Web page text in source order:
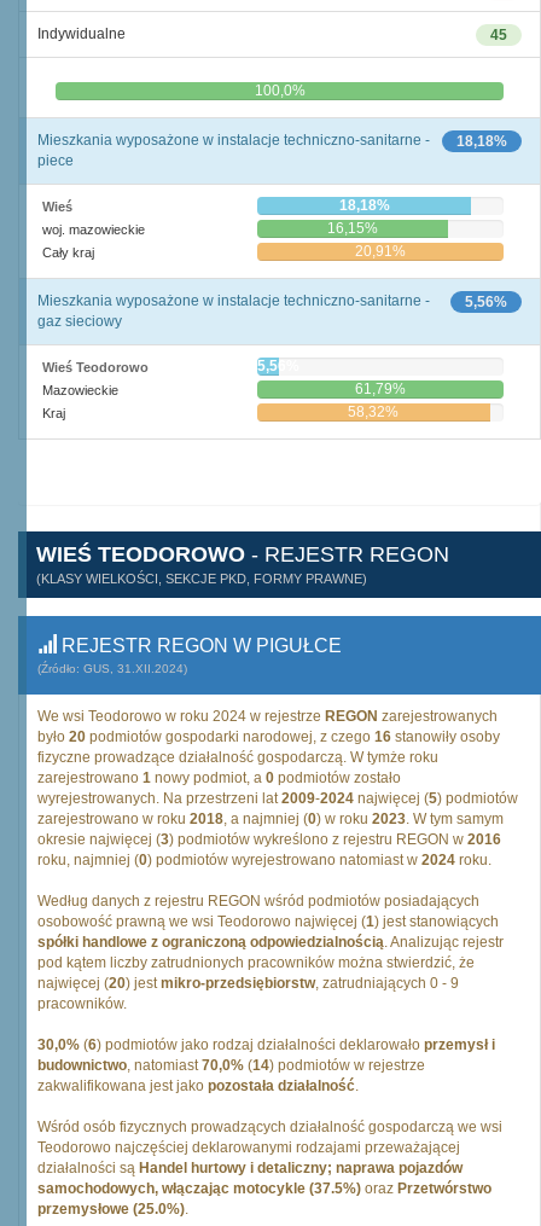
45
Indywidualne
0,0% 100,0%
18,18%
Mieszkania wyposażone w instalacje techniczno-sanitarne -
piece
Wieś 18,18%
woj. mazowieckie 16,15%
Cały kraj 20,91%
5,56%
Mieszkania wyposażone w instalacje techniczno-sanitarne -
gaz sieciowy
Wieś Teodorowo 5,56%
Mazowieckie 61,79%
Kraj 58,32%
WIEŚ TEODOROWO - REJESTR REGON
(KLASY WIELKOŚCI, SEKCJE PKD, FORMY PRAWNE)
REJESTR REGON W PIGUŁCE
(Źródło: GUS, 31.XII.2024)
We wsi Teodorowo w roku 2024 w rejestrze REGON zarejestrowanych
było 20 podmiotów gospodarki narodowej, z czego 16 stanowiły osoby
fizyczne prowadzące działalność gospodarczą. W tymże roku
zarejestrowano 1 nowy podmiot, a 0 podmiotów zostało
wyrejestrowanych. Na przestrzeni lat2009-2024 najwięcej (5) podmiotów
zarejestrowano w roku 2018, a najmniej (0) w roku 2023. W tym samym
okresie najwięcej (3) podmiotów wykreślono z rejestru REGON w 2016
roku, najmniej (0) podmiotów wyrejestrowano natomiast w 2024 roku.
Według danych z rejestru REGON wśród podmiotów posiadających
osobowość prawną we wsi Teodorowo najwięcej (1) jest stanowiących
spółki handlowe z ograniczoną odpowiedzialnością. Analizując rejestr
pod kątem liczby zatrudnionych pracowników można stwierdzić, że
najwięcej (20) jestmikro-przedsiębiorstw, zatrudniających 0 - 9
pracowników.
30,0% (6) podmiotów jako rodzaj działalności deklarowało przemysł i
budownictwo, natomiast70,0% (14) podmiotów w rejestrze
zakwalifikowana jest jako pozostała działalność.
Wśród osób fizycznych prowadzących działalność gospodarczą we wsi
Teodorowo najczęściej deklarowanymi rodzajami przeważającej
działalności są Handel hurtowy i detaliczny; naprawa pojazdów
samochodowych, włączając motocykle (37.5%) oraz Przetwórstwo
przemysłowe (25.0%).